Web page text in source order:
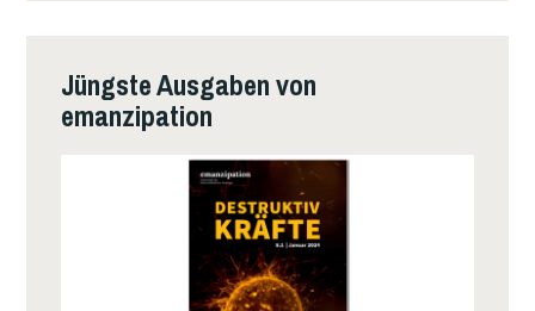
Jüngste Ausgaben von
emanzipation